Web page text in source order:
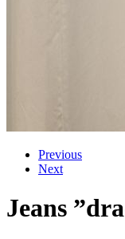
Previous
Next
Jeans